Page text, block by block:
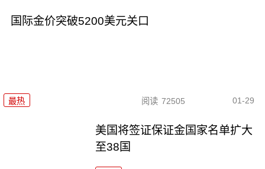
国际金价突破5200美元关口
最热 阅读 72505 01-29
美国将签证保证金国家名单扩大
至38国